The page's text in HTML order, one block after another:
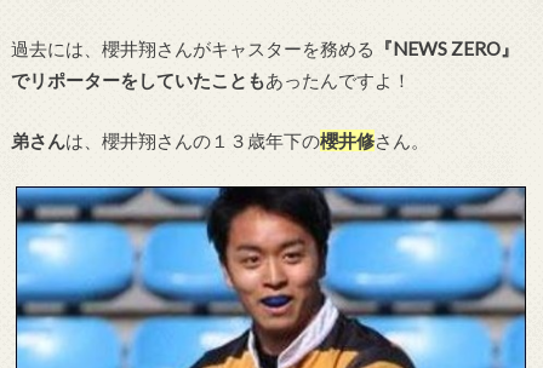
過去には、櫻井翔さんがキャスターを務める
『NEWS ZERO』
でリポーターをしていたこともあったんですよ！
弟さんは、櫻井翔さんの１３歳年下の櫻井修さん。